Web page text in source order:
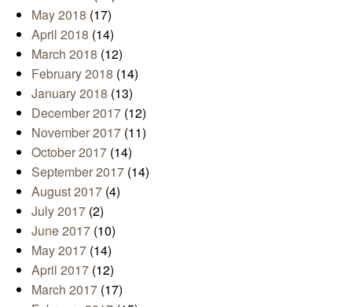
May 2018 (17)
April 2018 (14)
March 2018 (12)
February 2018 (14)
January 2018 (13)
December 2017 (12)
November 2017 (11)
October 2017 (14)
September 2017 (14)
August 2017 (4)
July 2017 (2)
June 2017 (10)
May 2017 (14)
April 2017 (12)
March 2017 (17)